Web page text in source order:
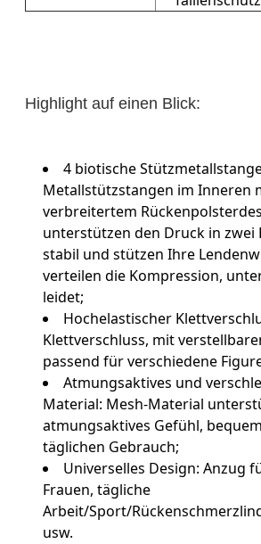
Highlight auf einen Blick:
4 biotische
Metallstützstangen im Inneren
verbreitertem
unterstützen den Druck in zwei
stabil und stützen Ihre
verteilen die Kompression,
leidet;
Hochelastischer
Klettverschluss, mit
passend für verschiedene
Atmungsaktives und
Material: Mesh-Material
atmungsaktives Gefühl,
täglichen Gebrauch;
Universelles Design: Anzug
Frauen, tägliche
Arbeit/Sport/
usw.